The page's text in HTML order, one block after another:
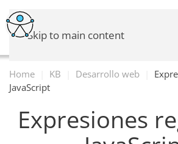
Skip to main content
Home KB Desarrollo web
JavaScript
Expresiones